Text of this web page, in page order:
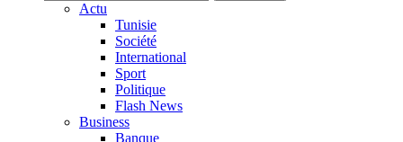
Actu
Tunisie
Société
International
Sport
Politique
Flash News
Business
Banque